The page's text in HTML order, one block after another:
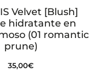
Velvet [Blush]
hidratante en
(01 romantic
prune)
35,00€